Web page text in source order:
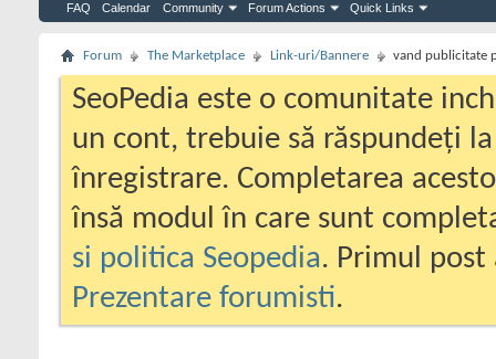
FAQ Calendar Community Forum Actions Quick Links
Forum The Marketplace Link-uri/Bannere vand publicitate
SeoPedia este o comunitate
un cont, trebuie să răspundeți
înregistrare. Completarea
însă modul în care sunt
si politica Seopedia. Primul
Prezentare forumisti.